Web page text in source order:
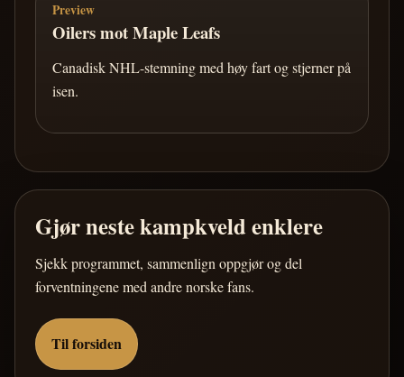
Preview
Oilers mot Maple Leafs
Canadisk NHL-stemning med høy fart og stjerner på
isen.
Gjør neste kampkveld enklere
Sjekk programmet, sammenlign oppgjør og del
forventningene med andre norske fans.
Til forsiden